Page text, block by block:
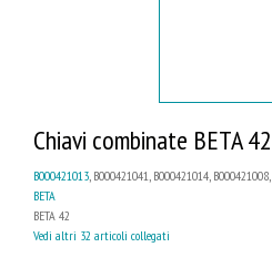
Chiavi combinate BETA 42
B000421013, B000421041, B000421014,
BETA
BETA 42
Vedi altri 32 articoli collegati